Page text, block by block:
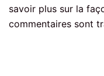
savoir plus sur la
commentaires sont